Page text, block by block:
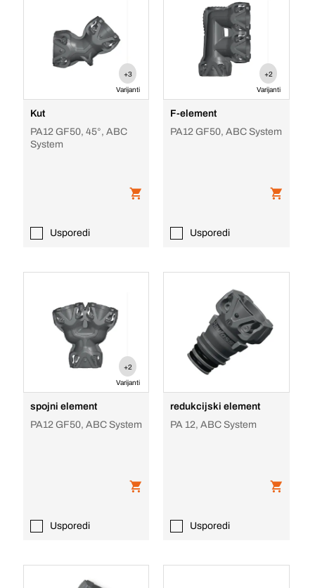
+3
Varijanti
Kut
PA12 GF50, 45°, ABC
System
Usporedi
+2
Varijanti
F-element
PA12 GF50, ABC System
Usporedi
+2
Varijanti
spojni element
PA12 GF50, ABC System
Usporedi
redukcijski element
PA 12, ABC System
Usporedi